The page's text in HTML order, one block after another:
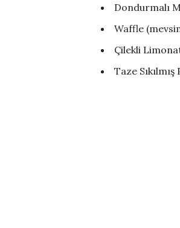
Dondurmalı
Waffle
Çilekli
Taze